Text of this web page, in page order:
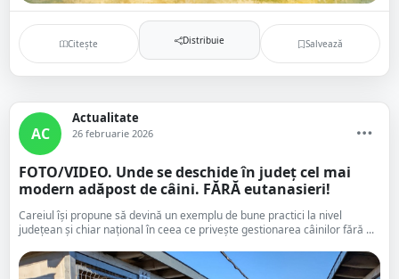
Citește Distribuie Salvează
AC
Actualitate
26 februarie 2026
FOTO/VIDEO. Unde se deschide în județ cel mai
modern adăpost de câini. FĂRĂ eutanasieri!
Careiul își propune să devină un exemplu de bune practici la nivel
județean și chiar național în ceea ce privește gestionarea câinilor fără ...